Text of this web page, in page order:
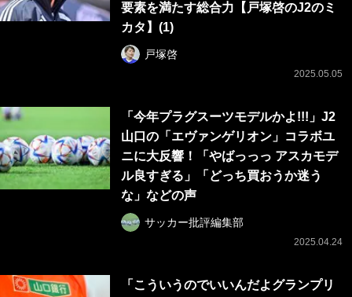
要素を満たす総合力【戸塚啓のJ2のミ
カタ】(1)
戸塚啓
2025.05.05
「今年プラグスーツモデルかよ!!!」J2
山口の「エヴァンゲリオン」コラボユ
ニに大反響！「やばっっっ アスカモデ
ル良すぎる」「どっち買おうか迷う
な」などの声
サッカー批評編集部
2025.04.24
「こういうのでいいんだよグランプリ